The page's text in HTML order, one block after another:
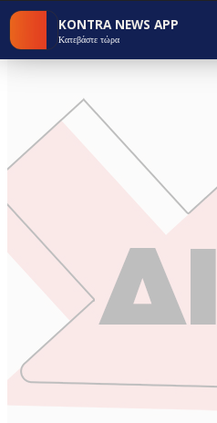
KONTRA NEWS APP
Κατεβάστε τώρα